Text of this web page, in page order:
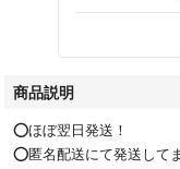
商品説明
⭕ほぼ翌日発送！
⭕匿名配送にて発送して